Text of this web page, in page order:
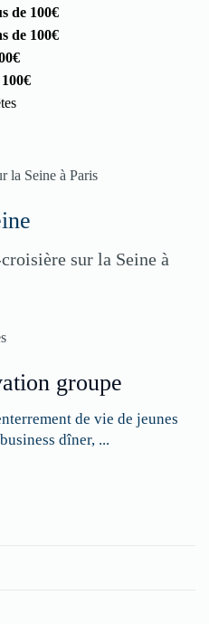
de 100€
de 100€
sur la Seine à
groupe
de vie de jeunes
dîner, ...